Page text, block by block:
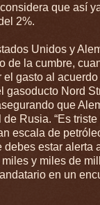
que así
2%.
Unidos y
de la cumbre,
gasto al
gasoducto Nord
que
Rusia. “Es
escala de
estar alerta
y miles de
en un